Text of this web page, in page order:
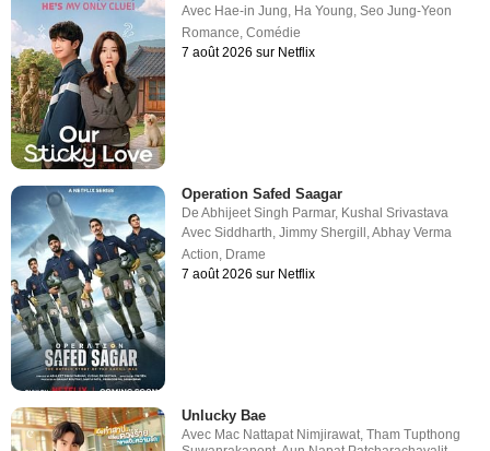
Avec Hae-in Jung, Ha Young,Seo Jung-Yeon
Romance,Comédie
7 août 2026 sur Netflix
Operation Safed Saagar
DeAbhijeet Singh Parmar, Kushal Srivastava
AvecSiddharth,Jimmy Shergill ,Abhay Verma
Action, Drame
7 août 2026 sur Netflix
Unlucky Bae
Avec Mac Nattapat Nimjirawat,Tham Tupthong